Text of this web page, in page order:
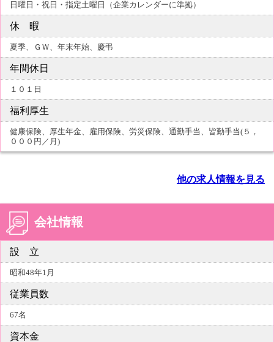
日曜日・祝日・指定土曜日（企業カレンダーに準拠）
休 暇
夏季、ＧＷ、年末年始、慶弔
年間休日
１０１日
福利厚生
健康保険、厚生年金、雇用保険、労災保険、通勤手当、皆勤手当(５，
０００円／月)
他の求人情報を見る
会社情報
設 立
昭和48年1月
従業員数
67名
資本金